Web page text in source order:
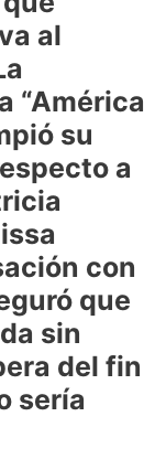
al
“América
su
a
con
que
sin
del fin
sería